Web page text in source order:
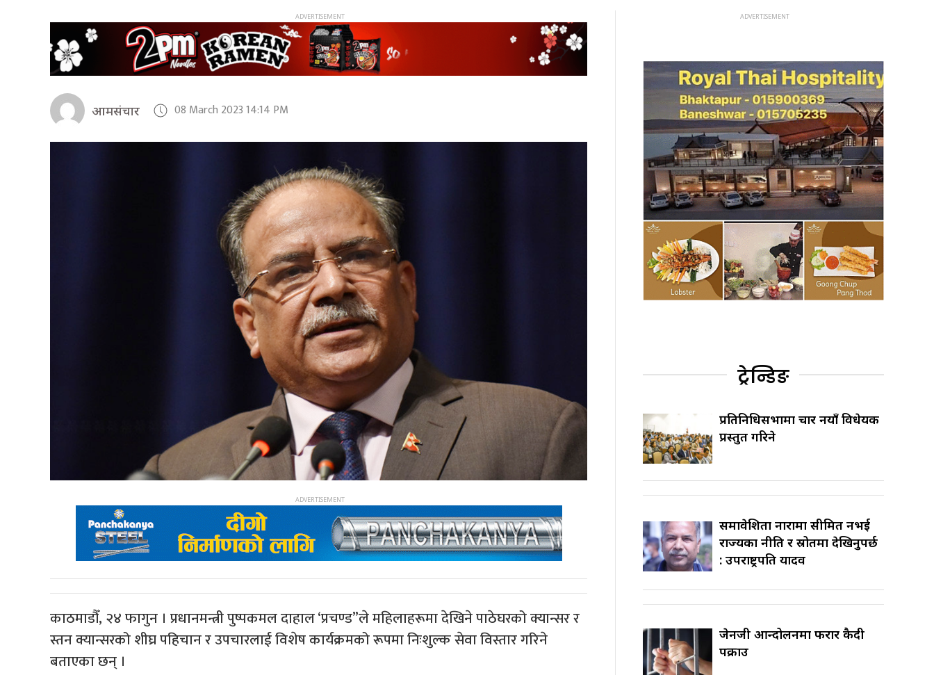
आमसंचार 08 March 2023 14:14 PM
काठमाडौँ, २४ फागुन । प्रधानमन्त्री पुष्पकमल दाहाल ‘प्रचण्ड”ले महिलाहरूमा देखिने पाठेघरको क्यान्सर र
स्तन क्यान्सरको शीघ्र पहिचान र उपचारलाई विशेष कार्यक्रमको रूपमा निःशुल्क सेवा विस्तार गरिने
बताएका छन् ।
ट्रेन्डिङ
प्रतिनिधिसभामा चार नयाँ विधेयक
प्रस्तुत गरिने
समावेशिता नारामा सीमित नभई
राज्यका नीति र स्रोतमा देखिनुपर्छ
: उपराष्ट्रपति यादव
जेनजी आन्दोलनमा फरार कैदी
पक्राउ